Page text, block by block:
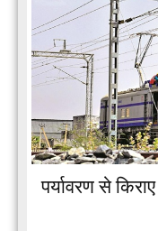
पर्यावरण से